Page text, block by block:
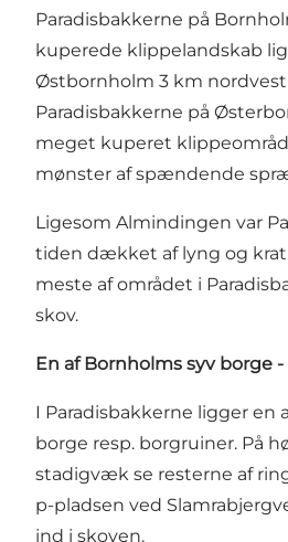
Paradisbakkerne på
kuperede klippelandskab
Østbornholm 3 km nordvest
Paradisbakkerne på
meget kuperet
mønster af spændende
Ligesom Almindingen var
tiden dækket af lyng og
meste af området i
skov.
En af Bornholms syv borge
I Paradisbakkerne ligger en
borge resp. borgruiner. På
stadigvæk se resterne af
p-pladsen ved
ind i skoven.